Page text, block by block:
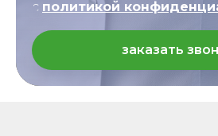
с политикой
заказать